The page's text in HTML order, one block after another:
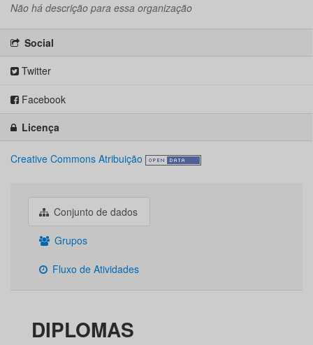
Não há descrição para essa organização
Social
Twitter
Facebook
Licença
Creative Commons Atribuição
Conjunto de dados
Grupos
Fluxo de Atividades
DIPLOMAS